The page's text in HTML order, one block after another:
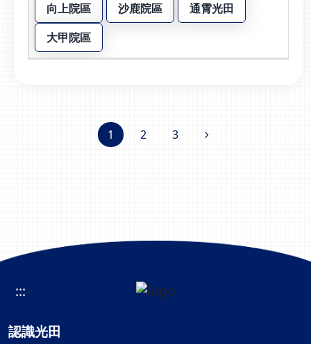
向上院區 沙鹿院區
通霄光田
大甲院區
1 2 3
:::
認識光田